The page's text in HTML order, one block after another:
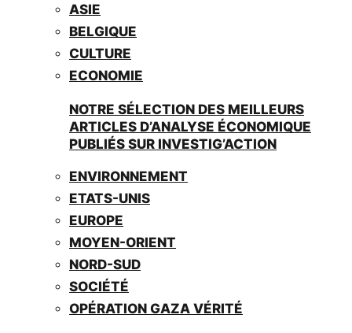
ASIE
BELGIQUE
CULTURE
ECONOMIE
NOTRE SÉLECTION DES MEILLEURS
ARTICLES D’ANALYSE ÉCONOMIQUE
PUBLIÉS SUR INVESTIG’ACTION
ENVIRONNEMENT
ETATS-UNIS
EUROPE
MOYEN-ORIENT
NORD-SUD
SOCIÉTÉ
OPÉRATION GAZA VÉRITÉ